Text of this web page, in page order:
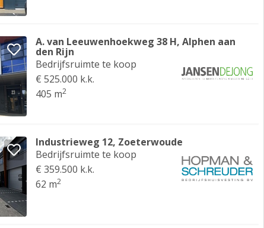
A. van Leeuwenhoekweg 38 H, Alphen aan
den Rijn
Bedrijfsruimte te koop
€ 525.000 k.k.
405 m2
Industrieweg 12, Zoeterwoude
Bedrijfsruimte te koop
€ 359.500 k.k.
62 m2